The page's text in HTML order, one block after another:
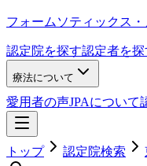
フォームソティックス
認定院を探す認定者を探
療法について
愛用者の声JPAについて
トップ 認定院検索